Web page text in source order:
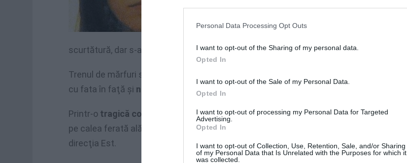
Personal Data Processing Opt Outs
I want to opt-out of the Sharing of my personal data.
Opted In
I want to opt-out of the Sale of my Personal Data.
Opted In
I want to opt-out of processing my Personal Data for Targeted
Advertising.
Opted In
I want to opt-out of Collection, Use, Retention, Sale, and/or Sharing
of my Personal Data that Is Unrelated with the Purposes for which it
was collected.
mutase, cu logodnicul ei, în cartierul
scurtătură, dar s-a pierdut.
Trenul de mărfuri se îndrepta către Porta Nuova şi mecanicul s-a trezit dintr-odată
cu fata în faţă şi nu a putut face nimic
Printr-o tragică coincidenţă
, în acel moment, pe aceeaşi porţiune de cale ferată
pe calea ferată alăturată, în direcţie opusă a sosit trenul Ec 221 Paris-Venezia, cu
direcţia Est.